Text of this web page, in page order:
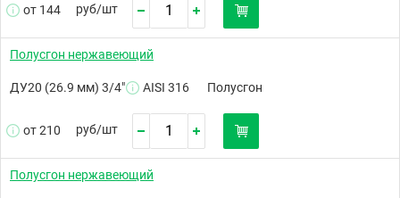
от 144 руб/шт
Полусгон нержавеющий
ДУ20 (26.9 мм) 3/4" AISI 316 Полусгон
от 210 руб/шт
Полусгон нержавеющий